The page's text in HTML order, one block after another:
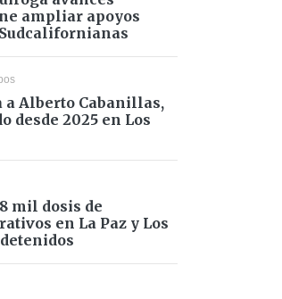
ampliar apoyos
Alberto Cabanillas,
desde 2025 en Los
mil dosis de
en La Paz y Los